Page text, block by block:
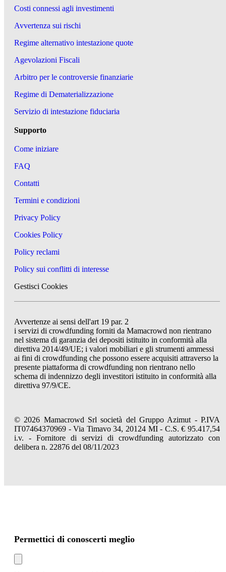
Costi connessi agli investimenti
Avvertenza sui rischi
Regime alternativo intestazione quote
Agevolazioni Fiscali
Arbitro per le controversie finanziarie
Regime di Dematerializzazione
Servizio di intestazione fiduciaria
Supporto
Come iniziare
FAQ
Contatti
Termini e condizioni
Privacy Policy
Cookies Policy
Policy reclami
Policy sui conflitti di interesse
Gestisci Cookies
Avvertenze ai sensi dell'art 19 par. 2
i servizi di crowdfunding forniti da Mamacrowd non rientrano
nel sistema di garanzia dei depositi istituito in conformità alla
direttiva 2014/49/UE; i valori mobiliari e gli strumenti ammessi
ai fini di crowdfunding che possono essere acquisiti attraverso la
presente piattaforma di crowdfunding non rientrano nello
schema di indennizzo degli investitori istituito in conformità alla
direttiva 97/9/CE.
© 2026 Mamacrowd Srl società del Gruppo Azimut - P.IVA
IT07464370969 - Via Timavo 34, 20124 MI - C.S. € 95.417,54
i.v. - Fornitore di servizi di crowdfunding autorizzato con
delibera n. 22876 del 08/11/2023
Permettici di conoscerti meglio